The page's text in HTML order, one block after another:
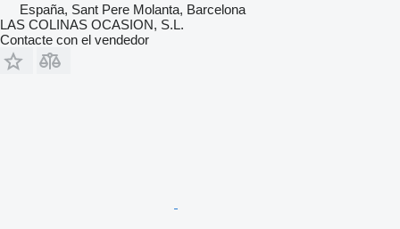
España, Sant Pere Molanta, Barcelona
LAS COLINAS OCASION, S.L.
Contacte con el vendedor